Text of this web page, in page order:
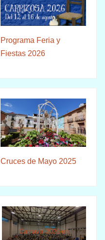
Programa Feria y
Fiestas 2026
Cruces de Mayo 2025
Carnaval 2026 en